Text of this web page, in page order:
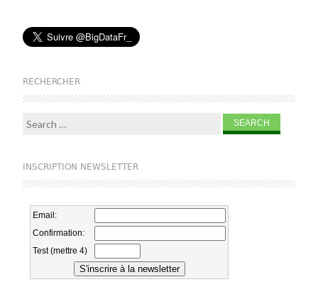
RECHERCHER
Search for:
INSCRIPTION NEWSLETTER